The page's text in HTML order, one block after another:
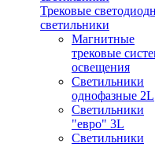
Трековые
светильники
Магнитные
трековые
освещения
Светильники
однофазные 2L
Светильники
"евро" 3L
Светильники